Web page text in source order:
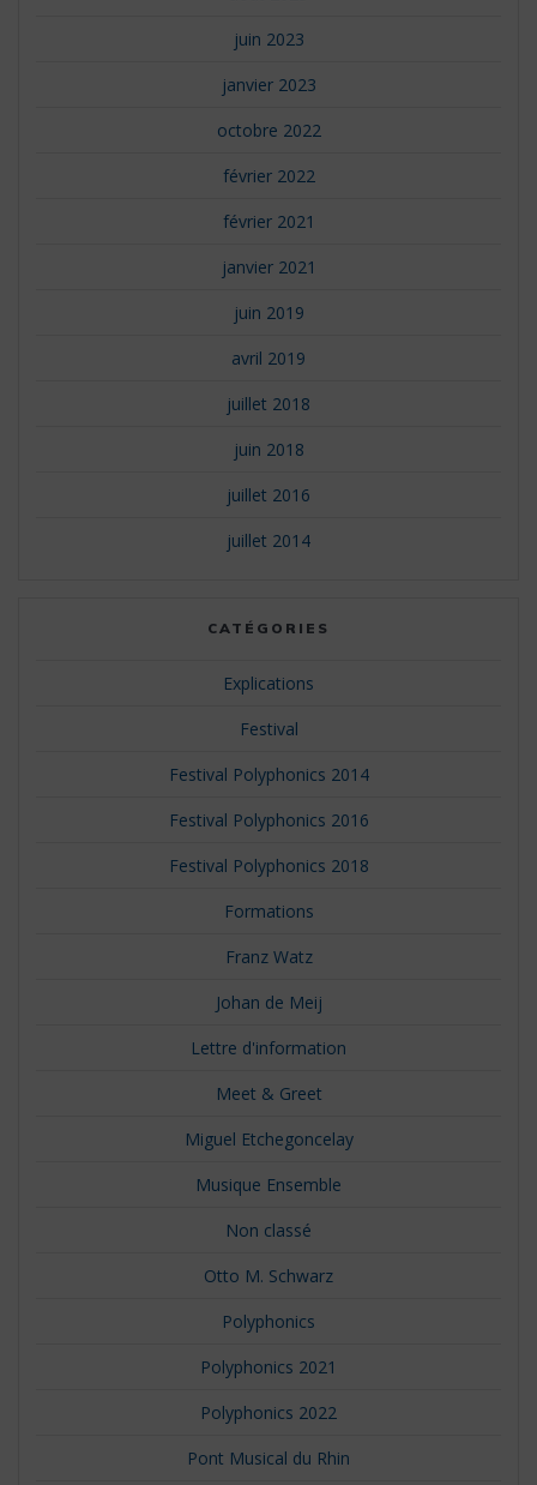
juin 2023
janvier 2023
octobre 2022
février 2022
février 2021
janvier 2021
juin 2019
avril 2019
juillet 2018
juin 2018
juillet 2016
juillet 2014
CATÉGORIES
Explications
Festival
Festival Polyphonics 2014
Festival Polyphonics 2016
Festival Polyphonics 2018
Formations
Franz Watz
Johan de Meij
Lettre d'information
Meet & Greet
Miguel Etchegoncelay
Musique Ensemble
Non classé
Otto M. Schwarz
Polyphonics
Polyphonics 2021
Polyphonics 2022
Pont Musical du Rhin